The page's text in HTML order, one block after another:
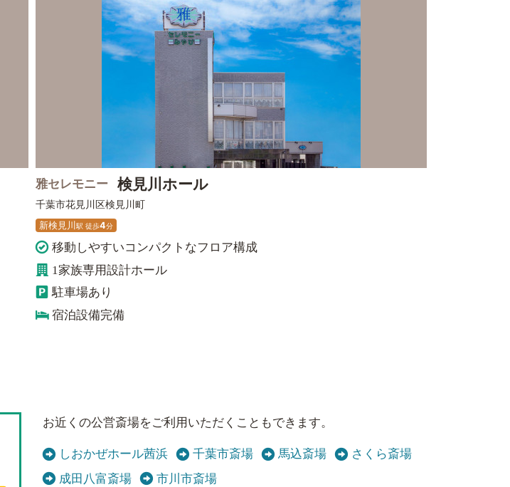
雅セレモニー 検見川ホール
千葉市花見川区検見川町
新検見川駅徒歩4分
移動しやすいコンパクトなフロア構成
1家族専用設計ホール
駐車場あり
宿泊設備完備
お近くの公営斎場をご利用いただくこともできます。
しおかぜホール茜浜 千葉市斎場 馬込斎場
さくら斎場
成田八富斎場
市川市斎場